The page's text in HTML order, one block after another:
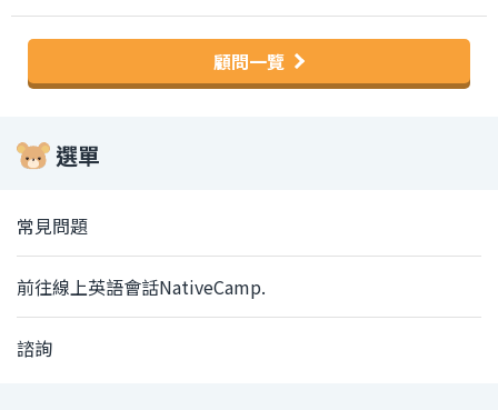
顧問一覽
選單
常見問題
前往線上英語會話NativeCamp.
諮詢